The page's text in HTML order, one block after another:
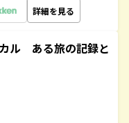
詳細を見る
ル ある旅の記録と